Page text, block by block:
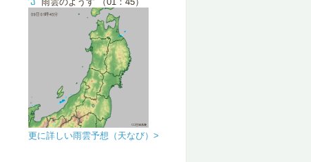
更に詳しい雨雲予想（天なび）>